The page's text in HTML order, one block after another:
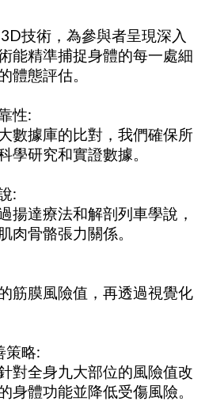
技術，為參與者呈現深入
能精準捕捉身體的每一處細
體態評估。
性:
數據庫的比對，我們確保所
學研究和實證數據。
:
揚達療法和解剖列車學說，
肉骨骼張力關係。
筋膜風險值，再透過視覺化
策略:
對全身九大部位的風險值改
身體功能並降低受傷風險。